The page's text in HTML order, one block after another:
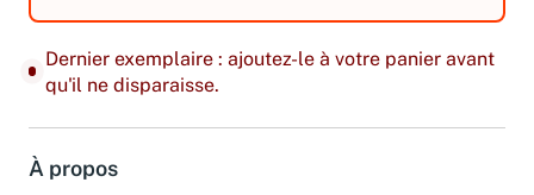
Dernier exemplaire : ajoutez-le à votre panier avant
qu'il ne disparaisse.
À propos